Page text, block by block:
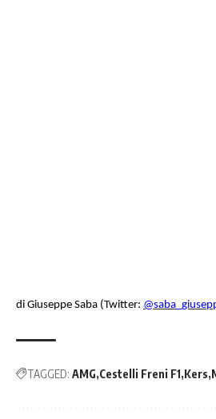
di Giuseppe Saba (Twitter:
TAGGED: AMG Cestelli Freni F1 Kers